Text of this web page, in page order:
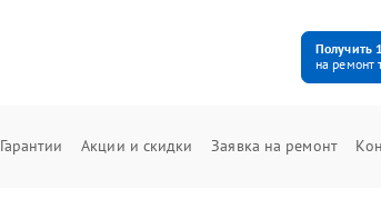
Получить
на ремонт
Гарантии Акции и скидки Заявка на ремонт